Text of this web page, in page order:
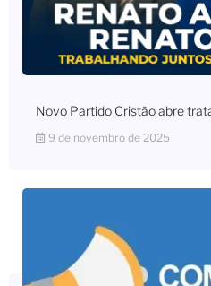
Novo Partido Cristão abre
9 de novembro de 2025